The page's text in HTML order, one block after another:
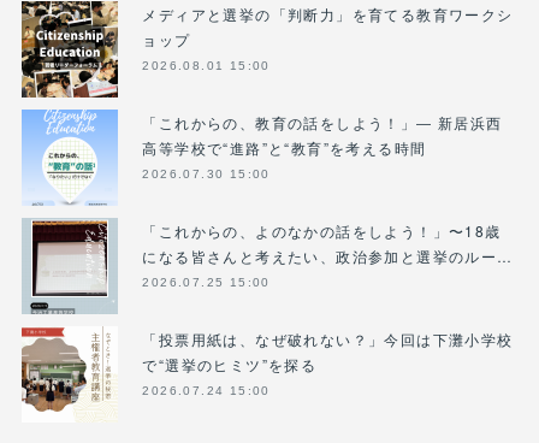
メディアと選挙の「判断力」を育てる教育ワークシ
ョップ
2026.08.01 15:00
「これからの、教育の話をしよう！」― 新居浜西
高等学校で“進路”と“教育”を考える時間
2026.07.30 15:00
「これからの、よのなかの話をしよう！」〜18歳
になる皆さんと考えたい、政治参加と選挙のルー…
2026.07.25 15:00
「投票用紙は、なぜ破れない？」今回は下灘小学校
で“選挙のヒミツ”を探る
2026.07.24 15:00